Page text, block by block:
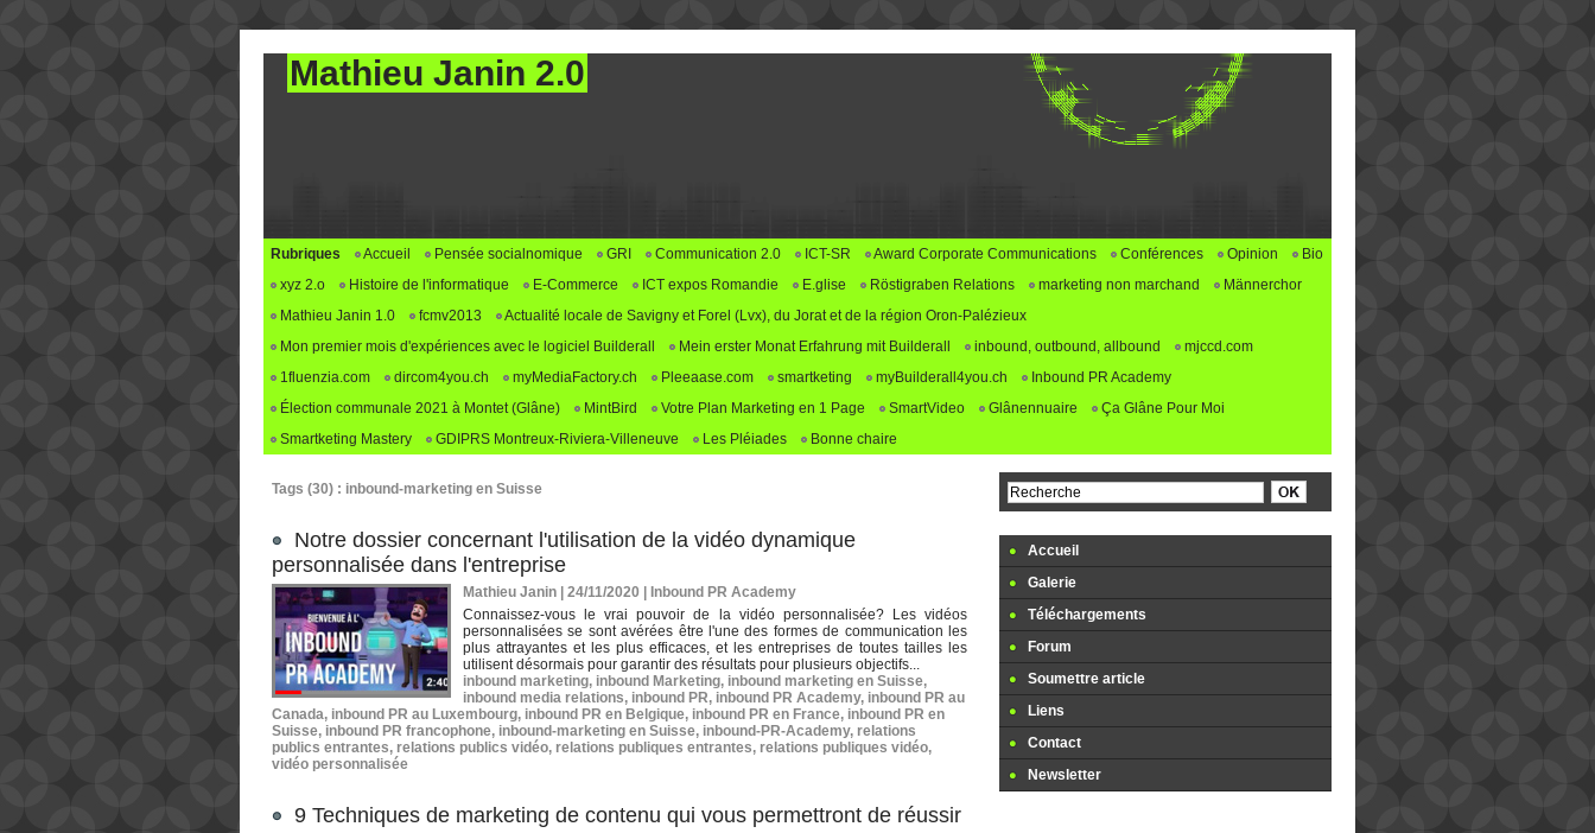
Mathieu Janin 2.0
Rubriques Accueil Pensée socialnomique GRI Communication 2.0 ICT-SR Award Corporate Communications Conférences Opinion
Bio
xyz 2.o
Histoire de l'informatique E-Commerce ICT expos Romandie E.glise Röstigraben Relations marketing non marchand
Männerchor
Mathieu Janin 1.0
fcmv2013
Actualité locale de Savigny et Forel (Lvx), du Jorat et de la région Oron-Palézieux
Mon premier mois d'expériences avec le logiciel Builderall
Mein erster Monat Erfahrung mit Builderall inbound, outbound, allbound
mjccd.com
1fluenzia.com
dircom4you.ch myMediaFactory.ch Pleeaase.com smartketing myBuilderall4you.ch
Inbound PR Academy
Élection communale 2021 à Montet (Glâne)
MintBird Votre Plan Marketing en 1 Page SmartVideo Glânennuaire
Ça Glâne Pour Moi
Smartketing Mastery
GDIPRS Montreux-Riviera-Villeneuve Les Pléiades Bonne chaire
Tags (30) : inbound-marketing en Suisse
Notre dossier concernant l'utilisation de la vidéo dynamique
personnalisée dans l'entreprise
Mathieu Janin | 24/11/2020
Inbound PR Academy
Connaissez-vous le vrai pouvoir de la vidéo personnalisée? Les vidéos
personnalisées se sont avérées être l'une des formes de communication les
plus attrayantes et les plus efficaces, et les entreprises de toutes tailles les
utilisent désormais pour garantir des résultats pour plusieurs objectifs...
inbound marketing, inbound Marketing, inbound marketing en Suisse,
inbound media relations, inbound PR, inbound PR Academy, inbound PR au
Canada, inbound PR au Luxembourg, inbound PR en Belgique, inbound PR en France, inbound PR en
Suisse, inbound PR francophone, inbound-marketing en Suisse, inbound-PR-Academy, relations
publics entrantes, relations publics vidéo, relations publiques entrantes, relations publiques vidéo,
vidéo personnalisée
9 Techniques de marketing de contenu qui vous permettront de réussir
Accueil
Galerie
Téléchargements
Forum
Soumettre article
Liens
Contact
Newsletter